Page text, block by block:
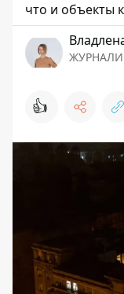
что и объекты
👍